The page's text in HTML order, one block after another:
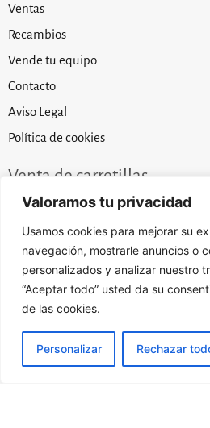
Valoramos tu privacidad
Usamos cookies para mejorar su
navegación, mostrarle anuncios o
personalizados y analizar nuestro
“Aceptar todo” usted da su
de las cookies.
Personalizar Rechazar
Ventas
Recambios
Vende tu equipo
Contacto
Aviso Legal
Política de cookies
Venta de carretillas
Ofrecemos los mejores precios en
Nuestros precios son posibles gracias al
trabajo por conseguir las mejores
mundial.
Compramos su carretilla
Si lo que necesita es vender su
oferta por su carretilla elevadora ya sea